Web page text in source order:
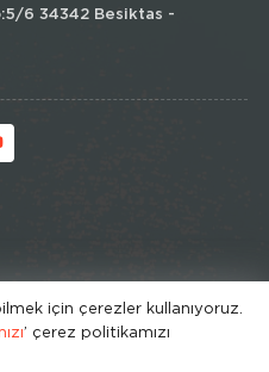
6 34342 Besiktas -
için çerezler kullanıyoruz.
’ çerez politikamızı